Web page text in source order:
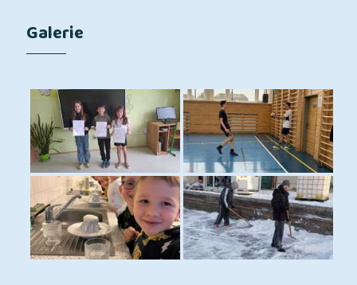
Galerie